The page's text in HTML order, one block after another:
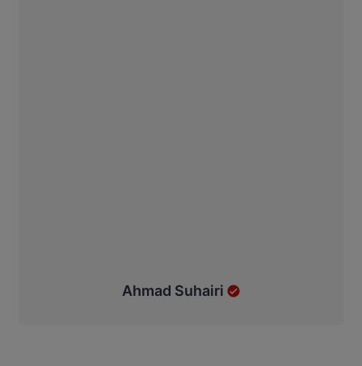
Ahmad Suhairi